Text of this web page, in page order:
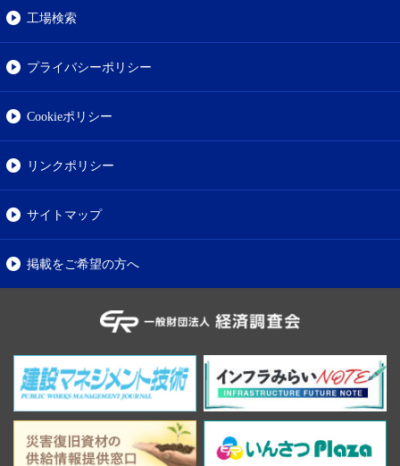
工場検索
プライバシーポリシー
Cookieポリシー
リンクポリシー
サイトマップ
掲載をご希望の方へ